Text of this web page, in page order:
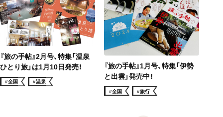
『旅の手帖』2月号、特集「温泉
ひとり旅」は1月10日発売！
#全国 #温泉
『旅の手帖』1月号、特集「伊勢
と出雲」発売中！
#全国 #旅行